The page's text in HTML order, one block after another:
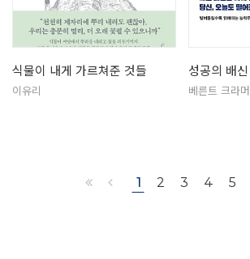
식물이 내게 가르쳐준 것들
이유리
성공의 배신
베른트 크라머
1 2 3 4 5